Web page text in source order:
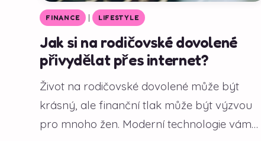
Jak si na rodičovské dovolené
přivydělat přes internet?
Život na rodičovské dovolené může být
krásný, ale finanční tlak může být výzvou
pro mnoho žen. Moderní technologie vám
FINANCE | LIFESTYLE